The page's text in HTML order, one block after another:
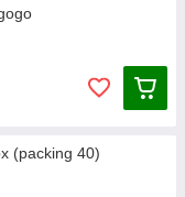
(packing 40)